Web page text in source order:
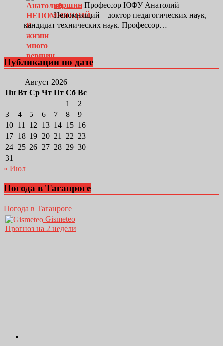
вершин Профессор ЮФУ Анатолий
Непомнящий – доктор педагогических наук,
кандидат технических наук. Профессор…
Публикации по дате
Август 2026
Пн Вт Ср Чт Пт Сб Вс
1
2
3
4 5 6 7 8
9
10 11 12 13 14 15 16
17 18 19 20 21 22 23
24 25 26 27 28 29 30
31
« Июл
Погода в Таганроге
Погода в Таганроге
Gismeteo
Прогноз на 2 недели